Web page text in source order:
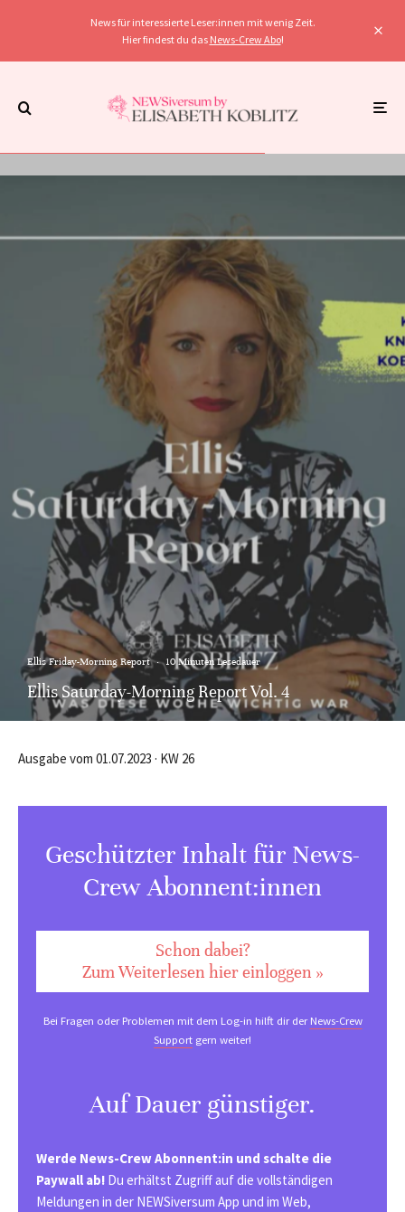
News für interessierte Leser:innen mit wenig Zeit.
Hier findest du das News-Crew Abo!
Ellis Friday-Morning Report · 10 Minuten Lesedauer
Ellis Saturday-Morning Report Vol. 4
Ausgabe vom 01.07.2023 · KW 26
Geschützter Inhalt für News-
Crew Abonnent:innen
Schon dabei?
Zum Weiterlesen hier einloggen »
Bei Fragen oder Problemen mit dem Log-in hilft dir derNews-Crew
Support gern weiter!
Auf Dauer günstiger.
Werde News-Crew Abonnent:in und schalte die
Paywall ab! Du erhältst Zugriff auf die vollständigen
Meldungen in der NEWSiversum App und im Web,